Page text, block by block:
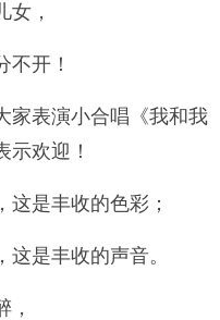
女，
不开！
家表演小合唱《我和我
示欢迎！
是丰收的色彩；
是丰收的声音。
，